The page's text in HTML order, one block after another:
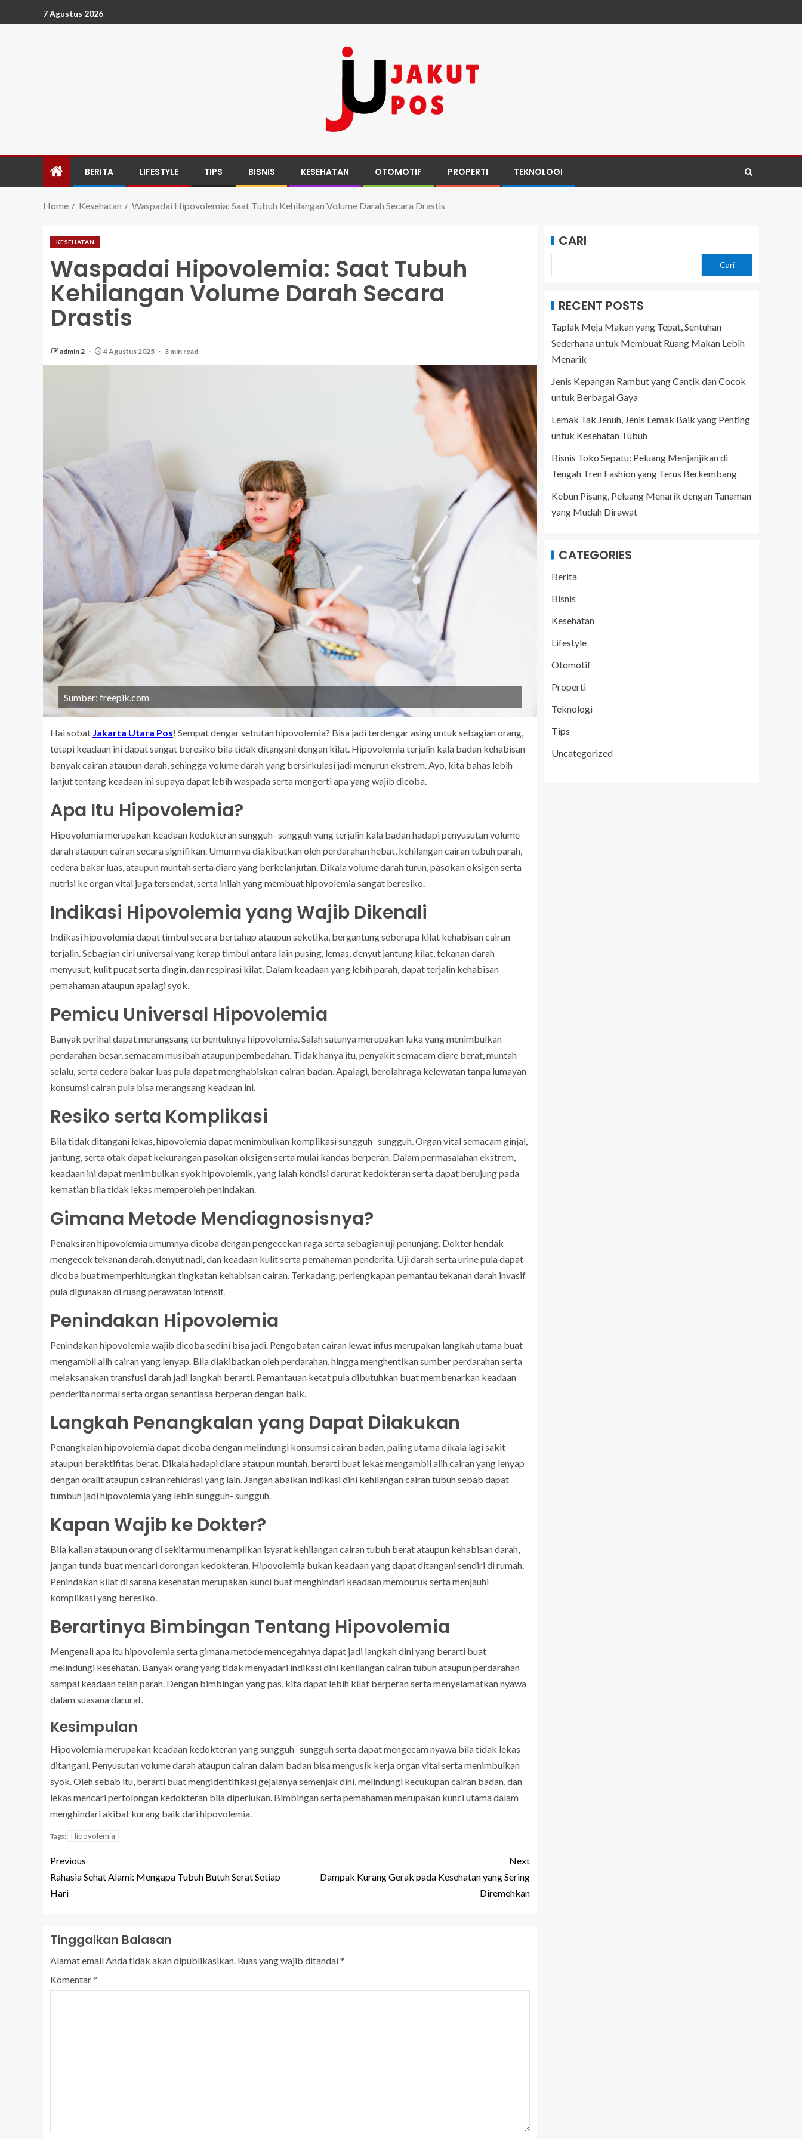
7 Agustus 2026
BERITA LIFESTYLE TIPS BISNIS KESEHATAN OTOMOTIF PROPERTI TEKNOLOGI
Home Kesehatan Waspadai Hipovolemia: Saat Tubuh Kehilangan Volume Darah Secara Drastis
KESEHATAN
Waspadai Hipovolemia: Saat Tubuh
Kehilangan Volume Darah Secara
Drastis
admin 2 4 Agustus 2025 3 min read
Sumber: freepik.com
Hai sobat Jakarta Utara Pos! Sempat dengar sebutan hipovolemia? Bisa jadi terdengar asing untuk sebagian orang,
tetapi keadaan ini dapat sangat beresiko bila tidak ditangani dengan kilat. Hipovolemia terjalin kala badan kehabisan
banyak cairan ataupun darah, sehingga volume darah yang bersirkulasi jadi menurun ekstrem. Ayo, kita bahas lebih
lanjut tentang keadaan ini supaya dapat lebih waspada serta mengerti apa yang wajib dicoba.
Apa Itu Hipovolemia?
Hipovolemia merupakan keadaan kedokteran sungguh- sungguh yang terjalin kala badan hadapi penyusutan volume
darah ataupun cairan secara signifikan. Umumnya diakibatkan oleh perdarahan hebat, kehilangan cairan tubuh parah,
cedera bakar luas, ataupun muntah serta diare yang berkelanjutan. Dikala volume darah turun, pasokan oksigen serta
nutrisi ke organ vital juga tersendat, serta inilah yang membuat hipovolemia sangat beresiko.
Indikasi Hipovolemia yang Wajib Dikenali
Indikasi hipovolemia dapat timbul secara bertahap ataupun seketika, bergantung seberapa kilat kehabisan cairan
terjalin. Sebagian ciri universal yang kerap timbul antara lain pusing, lemas, denyut jantung kilat, tekanan darah
menyusut, kulit pucat serta dingin, dan respirasi kilat. Dalam keadaan yang lebih parah, dapat terjalin kehabisan
pemahaman ataupun apalagi syok.
Pemicu Universal Hipovolemia
Banyak perihal dapat merangsang terbentuknya hipovolemia. Salah satunya merupakan luka yang menimbulkan
perdarahan besar, semacam musibah ataupun pembedahan. Tidak hanya itu, penyakit semacam diare berat, muntah
selalu, serta cedera bakar luas pula dapat menghabiskan cairan badan. Apalagi, berolahraga kelewatan tanpa lumayan
konsumsi cairan pula bisa merangsang keadaan ini.
Resiko serta Komplikasi
Bila tidak ditangani lekas, hipovolemia dapat menimbulkan komplikasi sungguh- sungguh. Organ vital semacam ginjal,
jantung, serta otak dapat kekurangan pasokan oksigen serta mulai kandas berperan. Dalam permasalahan ekstrem,
keadaan ini dapat menimbulkan syok hipovolemik, yang ialah kondisi darurat kedokteran serta dapat berujung pada
kematian bila tidak lekas memperoleh penindakan.
Gimana Metode Mendiagnosisnya?
Penaksiran hipovolemia umumnya dicoba dengan pengecekan raga serta sebagian uji penunjang. Dokter hendak
mengecek tekanan darah, denyut nadi, dan keadaan kulit serta pemahaman penderita. Uji darah serta urine pula dapat
dicoba buat memperhitungkan tingkatan kehabisan cairan. Terkadang, perlengkapan pemantau tekanan darah invasif
pula digunakan di ruang perawatan intensif.
Penindakan Hipovolemia
Penindakan hipovolemia wajib dicoba sedini bisa jadi. Pengobatan cairan lewat infus merupakan langkah utama buat
mengambil alih cairan yang lenyap. Bila diakibatkan oleh perdarahan, hingga menghentikan sumber perdarahan serta
melaksanakan transfusi darah jadi langkah berarti. Pemantauan ketat pula dibutuhkan buat membenarkan keadaan
penderita normal serta organ senantiasa berperan dengan baik.
Langkah Penangkalan yang Dapat Dilakukan
Penangkalan hipovolemia dapat dicoba dengan melindungi konsumsi cairan badan, paling utama dikala lagi sakit
ataupun beraktifitas berat. Dikala hadapi diare ataupun muntah, berarti buat lekas mengambil alih cairan yang lenyap
dengan oralit ataupun cairan rehidrasi yang lain. Jangan abaikan indikasi dini kehilangan cairan tubuh sebab dapat
tumbuh jadi hipovolemia yang lebih sungguh- sungguh.
Kapan Wajib ke Dokter?
Bila kalian ataupun orang di sekitarmu menampilkan isyarat kehilangan cairan tubuh berat ataupun kehabisan darah,
jangan tunda buat mencari dorongan kedokteran. Hipovolemia bukan keadaan yang dapat ditangani sendiri di rumah.
Penindakan kilat di sarana kesehatan merupakan kunci buat menghindari keadaan memburuk serta menjauhi
komplikasi yang beresiko.
Berartinya Bimbingan Tentang Hipovolemia
Mengenali apa itu hipovolemia serta gimana metode mencegahnya dapat jadi langkah dini yang berarti buat
melindungi kesehatan. Banyak orang yang tidak menyadari indikasi dini kehilangan cairan tubuh ataupun perdarahan
sampai keadaan telah parah. Dengan bimbingan yang pas, kita dapat lebih kilat berperan serta menyelamatkan nyawa
dalam suasana darurat.
Kesimpulan
Hipovolemia merupakan keadaan kedokteran yang sungguh- sungguh serta dapat mengecam nyawa bila tidak lekas
ditangani. Penyusutan volume darah ataupun cairan dalam badan bisa mengusik kerja organ vital serta menimbulkan
syok. Oleh sebab itu, berarti buat mengidentifikasi gejalanya semenjak dini, melindungi kecukupan cairan badan, dan
lekas mencari pertolongan kedokteran bila diperlukan. Bimbingan serta pemahaman merupakan kunci utama dalam
menghindari akibat kurang baik dari hipovolemia.
Tags: Hipovolemia
Previous
Rahasia Sehat Alami: Mengapa Tubuh Butuh Serat Setiap
Hari
Next
Dampak Kurang Gerak pada Kesehatan yang Sering
Diremehkan
Tinggalkan Balasan
Alamat email Anda tidak akan dipublikasikan. Ruas yang wajib ditandai*
Komentar*
CARI
Cari
RECENT POSTS
Taplak Meja Makan yang Tepat, Sentuhan
Sederhana untuk Membuat Ruang Makan Lebih
Menarik
Jenis Kepangan Rambut yang Cantik dan Cocok
untuk Berbagai Gaya
Lemak Tak Jenuh, Jenis Lemak Baik yang Penting
untuk Kesehatan Tubuh
Bisnis Toko Sepatu: Peluang Menjanjikan di
Tengah Tren Fashion yang Terus Berkembang
Kebun Pisang, Peluang Menarik dengan Tanaman
yang Mudah Dirawat
CATEGORIES
Berita
Bisnis
Kesehatan
Lifestyle
Otomotif
Properti
Teknologi
Tips
Uncategorized